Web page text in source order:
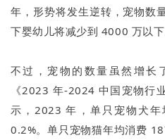
年，形势将发生逆转，宠物数
下婴幼儿将减少到 4000 万以下
不过，宠物的数量虽然增长
《2023 年-2024 中国宠物行
示，2023 年，单只宠物犬
0.2%。单只宠物猫年均消费